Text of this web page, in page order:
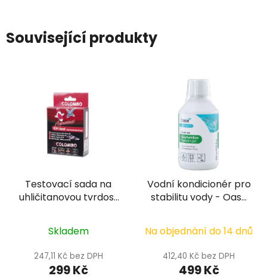
Související produkty
Testovací sada na
uhličitanovou tvrdost
Skladem
247,11 Kč bez DPH
299 Kč
Vodní kondicionér pro
stabilitu vody - Oase
Na objednání do 14 dnů
412,40 Kč bez DPH
499 Kč